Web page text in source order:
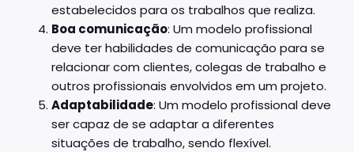
estabelecidos para os trabalhos que realiza.
Boa comunicação: Um modelo profissional
deve ter habilidades de comunicação para se
relacionar com clientes, colegas de trabalho e
outros profissionais envolvidos em um projeto.
Adaptabilidade: Um modelo profissional deve
ser capaz de se adaptar a diferentes
situações de trabalho, sendo flexível.